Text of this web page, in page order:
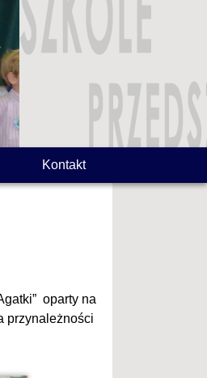
Kontakt
oparty na
przynależności